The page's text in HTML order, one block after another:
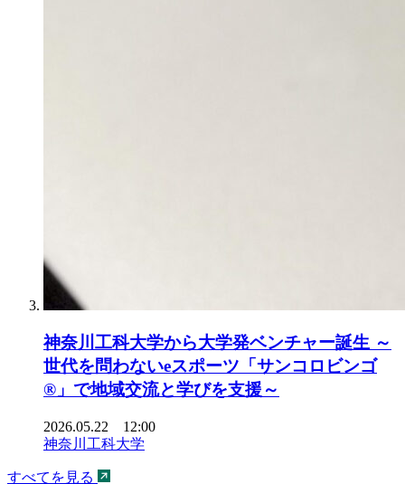
神奈川工科大学から大学発ベンチャー誕生 ～
世代を問わないeスポーツ「サンコロビンゴ
®」で地域交流と学びを支援～
2026.05.22 12:00
神奈川工科大学
すべてを見る